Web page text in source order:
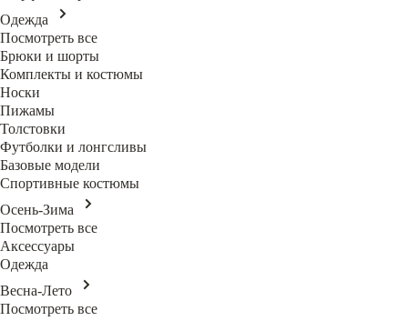
Одежда
Посмотреть все
Брюки и шорты
Комплекты и костюмы
Носки
Пижамы
Толстовки
Футболки и лонгсливы
Базовые модели
Спортивные костюмы
Осень-Зима
Посмотреть все
Аксессуары
Одежда
Весна-Лето
Посмотреть все